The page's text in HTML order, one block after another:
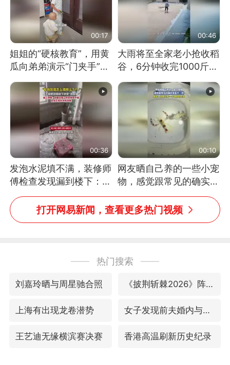
00:17
姐姐的“硬核教育”，用黄
瓜向弟弟演示“门夹手”，
网友：果然言传不如身
教！
00:46
大雨将至全家老小抢收稻
谷，6分钟收完1000斤，
没有一个人掉链子
00:36
发泡水泥填不满，装修师
傅检查发现漏到楼下：出
风口未延伸到外墙
00:10
网友晒自己养的一些小宠
物，感觉跟常见的确实有
些不一样
打开网易新闻，查看更多热门视频
热门搜索
刘嘉玲晒与周星驰合照 《披荆斩棘2026》阵容官宣
上海有出现龙卷潜势 女子发现前夫婚内与第三者育子
王艺迪无缘横滨赛决赛 香港高温刷新历史纪录